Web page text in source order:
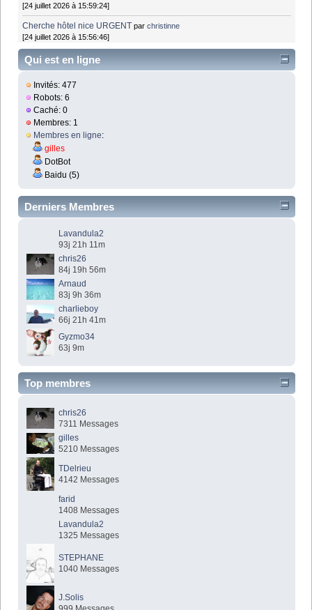
[24 juillet 2026 à 15:59:24]
Cherche hôtel nice URGENT parchristinne
[24 juillet 2026 à 15:56:46]
Qui est en ligne
Invités: 477
Robots: 6
Caché: 0
Membres: 1
Membres en ligne:
gilles
DotBot
Baidu (5)
Derniers Membres
Lavandula2
93j 21h 11m
chris26
84j 19h 56m
Arnaud
83j 9h 36m
charlieboy
66j 21h 41m
Gyzmo34
63j 9m
Top membres
chris26
7311 Messages
gilles
5210 Messages
TDelrieu
4142 Messages
farid
1408 Messages
Lavandula2
1325 Messages
STEPHANE
1040 Messages
J.Solis